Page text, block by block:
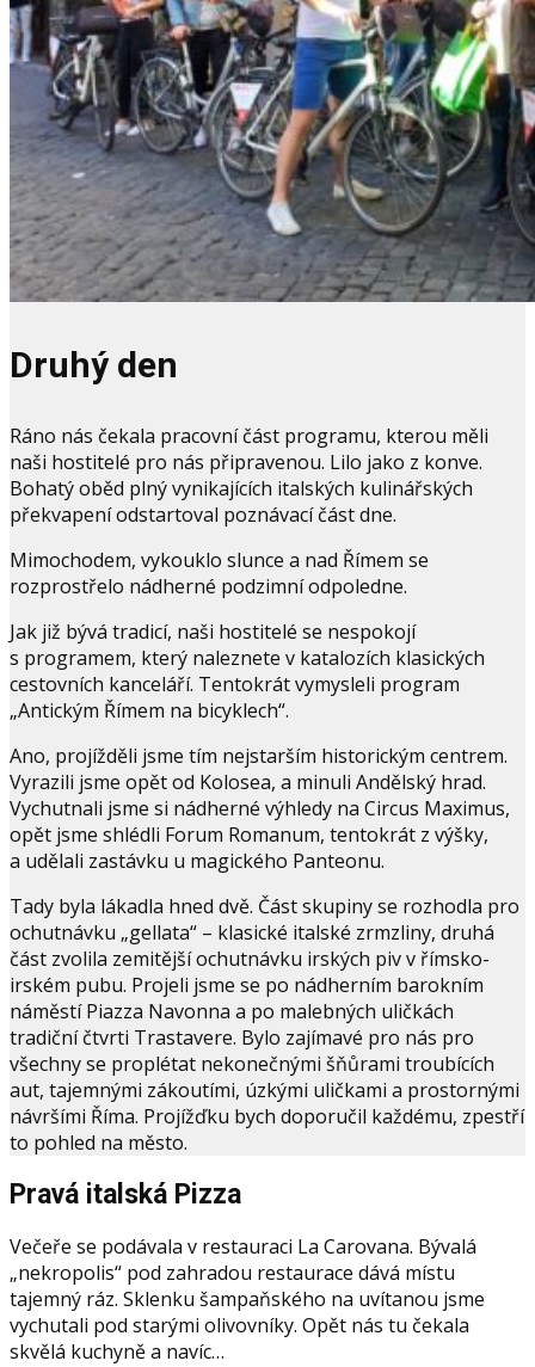
Druhý den
Ráno nás čekala pracovní část programu, kterou měli
naši hostitelé pro nás připravenou. Lilo jako z konve.
Bohatý oběd plný vynikajících italských kulinářských
překvapení odstartoval poznávací část dne.
Mimochodem, vykouklo slunce a nad Římem se
rozprostřelo nádherné podzimní odpoledne.
Jak již bývá tradicí, naši hostitelé se nespokojí
s programem, který naleznete v katalozích klasických
cestovních kanceláří. Tentokrát vymysleli program
„Antickým Římem na bicyklech“.
Ano, projížděli jsme tím nejstarším historickým centrem.
Vyrazili jsme opět od Kolosea, a minuli Andělský hrad.
Vychutnali jsme si nádherné výhledy na Circus Maximus,
opět jsme shlédli Forum Romanum, tentokrát z výšky,
a udělali zastávku u magického Panteonu.
Tady byla lákadla hned dvě. Část skupiny se rozhodla pro
ochutnávku „gellata“ – klasické italské zrmzliny, druhá
část zvolila zemitější ochutnávku irských piv v římsko-
irském pubu. Projeli jsme se po nádherním barokním
náměstí Piazza Navonna a po malebných uličkách
tradiční čtvrti Trastavere. Bylo zajímavé pro nás pro
všechny se proplétat nekonečnými šňůrami troubících
aut, tajemnými zákoutími, úzkými uličkami a prostornými
návršími Říma. Projížďku bych doporučil každému, zpestří
to pohled na město.
Pravá italská Pizza
Večeře se podávala v restauraci La Carovana. Bývalá
„nekropolis“ pod zahradou restaurace dává místu
tajemný ráz. Sklenku šampaňského na uvítanou jsme
vychutali pod starými olivovníky. Opět nás tu čekala
skvělá kuchyně a navíc…